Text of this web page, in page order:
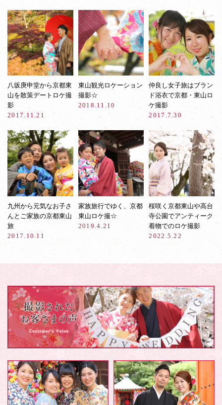
八坂庚申堂から京都東
山を散策デートロケ撮
影
2017.11.21
東山観光ロケーション
撮影☆
2018.11.10
仲良し女子旅はブラン
ド浴衣で京都・東山ロ
ケ撮影
2017.7.30
九州から元気なお子さ
んとご家族の京都東山
旅
2017.10.11
家族旅行でゆく、京都
東山ロケ撮☆
2019.4.21
桜咲く京都東山や高台
寺公園でアンティーク
着物でのロケ撮影
2022.5.22